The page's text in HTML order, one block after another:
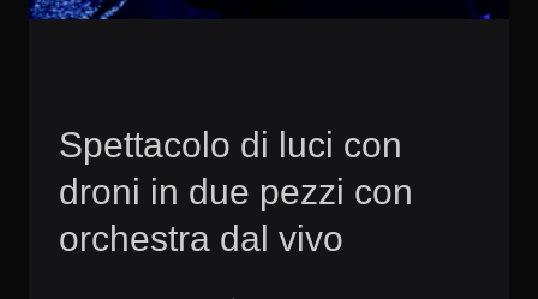
Spettacolo di luci con
droni in due pezzi con
orchestra dal vivo